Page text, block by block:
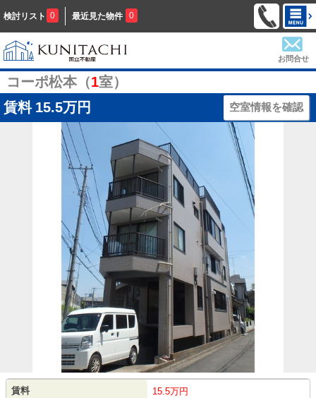
検討リスト 0 最近見た物件 0
お問合せ
コーポ松本（1室）
賃料 15.5万円 空室情報を確認
賃料 15.5万円